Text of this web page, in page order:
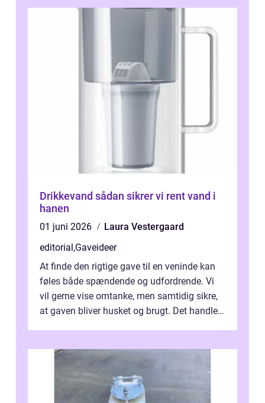
Drikkevand sådan sikrer vi rent vand i
hanen
01 juni 2026
Laura Vestergaard
editorial,Gaveideer
At finde den rigtige gave til en veninde kan
føles både spændende og udfordrende. Vi
vil gerne vise omtanke, men samtidig sikre,
at gaven bliver husket og brugt. Det handler